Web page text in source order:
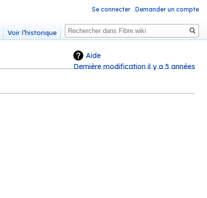
Aide
Dernière modification il y a 5 années
Se connecter Demander un compte
Voir l’historique
Rechercher